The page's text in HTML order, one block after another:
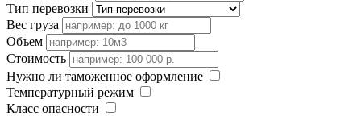
Тип перевозки
Вес груза
Объем
Стоимость
Нужно ли таможенное оформление
Температурный режим
Класс опасности